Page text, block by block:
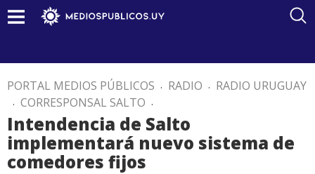
PORTAL MEDIOS PÚBLICOS . RADIO . RADIO URUGUAY
. CORRESPONSAL SALTO .
Intendencia de Salto
implementará nuevo sistema de
comedores fijos